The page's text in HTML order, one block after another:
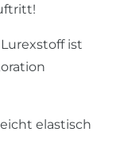
ist
elastisch